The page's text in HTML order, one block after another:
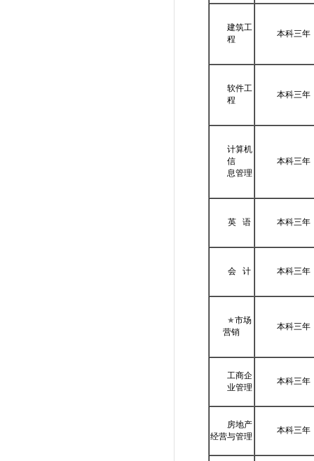
建筑工
程
本科三年
软件工
程
本科三年
计算机
信
息管理
本科三年
英 语 本科三年
会 计 本科三年
★市场
营销
本科三年
工商企
业管理
本科三年
房地产
经营与管理
本科三年